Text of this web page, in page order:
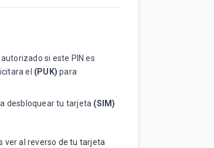
si este PIN es
el (PUK) para
desbloquear tu tarjeta (SIM)
ver al reverso de tu tarjeta